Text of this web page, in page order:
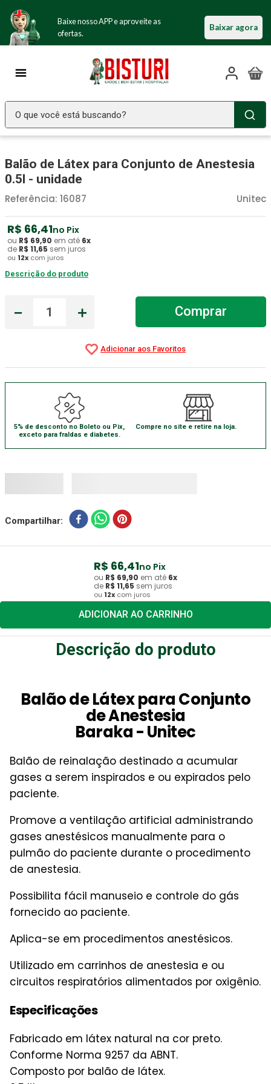
Baixe nosso APP e aproveite as
ofertas.
Baixar agora
O que você está buscando?
Balão de Látex para Conjunto de Anestesia
0.5l - unidade
Unitec
Referência: 16087
R$ 66,41no Pix
ou R$ 69,90 em até 6x
de R$ 11,65 sem juros
ou 12x com juros
Descrição do produto
＋
－ Comprar
5% de desconto no Boleto ou Pix,
exceto para fraldas e diabetes.
Compre no site e retire na loja.
Compartilhar
R$ 66,41no Pix
ou R$ 69,90 em até 6x
de R$ 11,65 sem juros
ou 12x com juros
ADICIONAR AO CARRINHO
Descrição do produto
Balão de Látex para Conjunto
de Anestesia
Baraka - Unitec
Balão de reinalação destinado a acumular
gases a serem inspirados e ou expirados pelo
paciente.
Promove a ventilação artificial administrando
gases anestésicos manualmente para o
pulmão do paciente durante o procedimento
de anestesia.
Possibilita fácil manuseio e controle do gás
fornecido ao paciente.
Aplica-se em procedimentos anestésicos.
Utilizado em carrinhos de anestesia e ou
circuitos respiratórios alimentados por oxigênio.
Especificações
Fabricado em látex natural na cor preto.
Conforme Norma 9257 da ABNT.
Composto por balão de látex.
1º Seringa Insulina
2 Fralda Geriatrica
3 º Luva Latex
4º Littmann
5 º Absorvente Geriatrico
º Estetoscopio Littmann
Gaze Esteril